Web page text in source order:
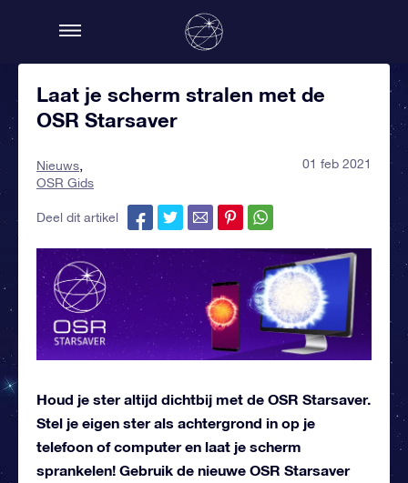
Laat je scherm stralen met de
OSR Starsaver
Nieuws
OSR Gids
01 feb 2021
Deel dit artikel
Houd je ster altijd dichtbij met de OSR Starsaver.
Stel je eigen ster als achtergrond in op je
telefoon of computer en laat je scherm
sprankelen! Gebruik de nieuwe OSR Starsaver